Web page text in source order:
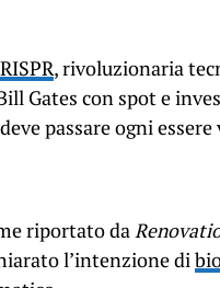
, rivoluzionaria
Gates con spot e
passare ogni
riportato da
l’intenzione di